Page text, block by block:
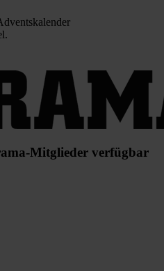
Mitglieder verfügbar